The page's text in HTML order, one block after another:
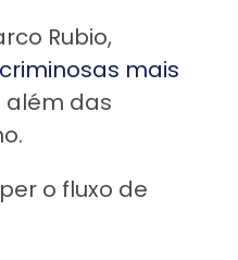
Rubio,
mais
além das
o fluxo de